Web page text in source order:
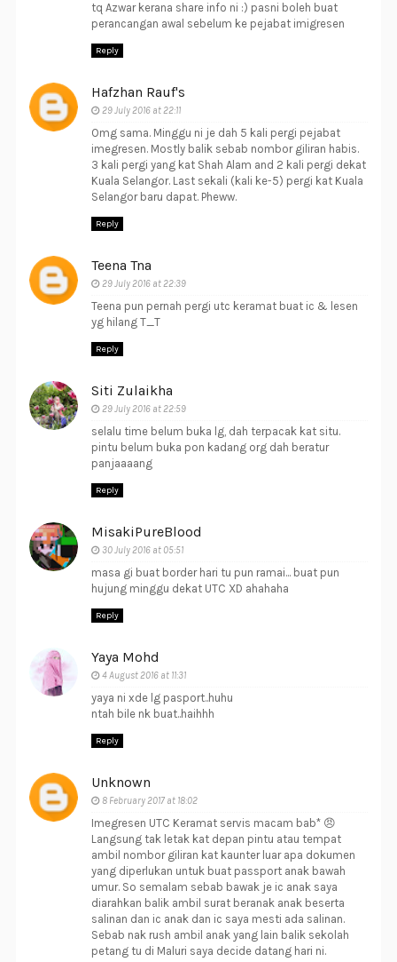
tq Azwar kerana share info ni :) pasni boleh buat
perancangan awal sebelum ke pejabat imigresen
Reply
Hafzhan Rauf's
29 July 2016 at 22:11
Omg sama. Minggu ni je dah 5 kali pergi pejabat
imegresen. Mostly balik sebab nombor giliran habis.
3 kali pergi yang kat Shah Alam and 2 kali pergi dekat
Kuala Selangor. Last sekali (kali ke-5) pergi kat Kuala
Selangor baru dapat. Pheww.
Reply
Teena Tna
29 July 2016 at 22:39
Teena pun pernah pergi utc keramat buat ic & lesen
yg hilang T_T
Reply
Siti Zulaikha
29 July 2016 at 22:59
selalu time belum buka lg, dah terpacak kat situ.
pintu belum buka pon kadang org dah beratur
panjaaaang
Reply
MisakiPureBlood
30 July 2016 at 05:51
masa gi buat border hari tu pun ramai... buat pun
hujung minggu dekat UTC XD ahahaha
Reply
Yaya Mohd
4 August 2016 at 11:31
yaya ni xde lg pasport..huhu
ntah bile nk buat..haihhh
Reply
Unknown
8 February 2017 at 18:02
Imegresen UTC Keramat servis macam bab* 😠
Langsung tak letak kat depan pintu atau tempat
ambil nombor giliran kat kaunter luar apa dokumen
yang diperlukan untuk buat passport anak bawah
umur. So semalam sebab bawak je ic anak saya
diarahkan balik ambil surat beranak anak beserta
salinan dan ic anak dan ic saya mesti ada salinan.
Sebab nak rush ambil anak yang lain balik sekolah
petang tu di Maluri saya decide datang hari ni.